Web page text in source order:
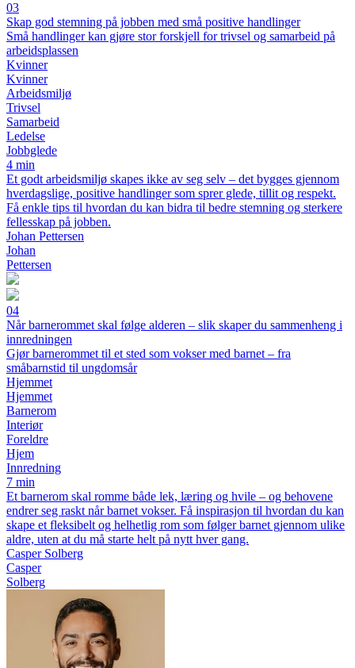
03
Skap god stemning på jobben med små positive handlinger
Små handlinger kan gjøre stor forskjell for trivsel og samarbeid på
arbeidsplassen
Kvinner
Kvinner
Arbeidsmiljø
Trivsel
Samarbeid
Ledelse
Jobbglede
4 min
Et godt arbeidsmiljø skapes ikke av seg selv – det bygges gjennom
hverdagslige, positive handlinger som sprer glede, tillit og respekt.
Få enkle tips til hvordan du kan bidra til bedre stemning og sterkere
fellesskap på jobben.
Johan Pettersen
Johan
Pettersen
04
Når barnerommet skal følge alderen – slik skaper du sammenheng i
innredningen
Gjør barnerommet til et sted som vokser med barnet – fra
småbarnstid til ungdomsår
Hjemmet
Hjemmet
Barnerom
Interiør
Foreldre
Hjem
Innredning
7 min
Et barnerom skal romme både lek, læring og hvile – og behovene
endrer seg raskt når barnet vokser. Få inspirasjon til hvordan du kan
skape et fleksibelt og helhetlig rom som følger barnet gjennom ulike
aldre, uten at du må starte helt på nytt hver gang.
Casper Solberg
Casper
Solberg